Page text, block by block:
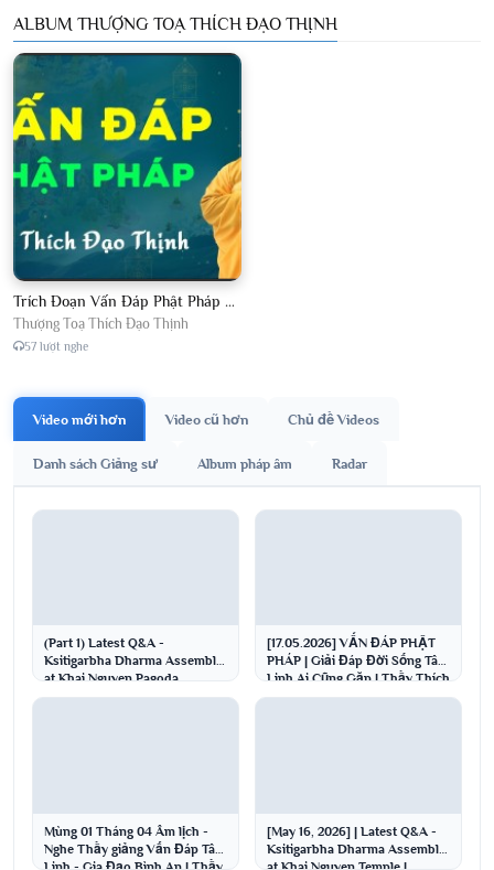
ALBUM THƯỢNG TOẠ THÍCH ĐẠO THỊNH
Trích Đoạn Vấn Đáp Phật Pháp 2026
Thượng Toạ Thích Đạo Thịnh
57 lượt nghe
Video mới hơn Video cũ hơn Chủ đề Videos
Danh sách Giảng sư Album pháp âm Radar
(Part 1) Latest Q&A -
Ksitigarbha Dharma Assembly
at Khai Nguyen Pagoda
05/17/2026 | Venerable Th...
[17.05.2026] VẤN ĐÁP PHẬT
PHÁP | Giải Đáp Đời Sống Tâm
Linh Ai Cũng Gặp | Thầy Thích
Đạo Thịnh
Mùng 01 Tháng 04 Âm lịch -
Nghe Thầy giảng Vấn Đáp Tâm
Linh - Gia Đạo Bình An | Thầy
[May 16, 2026] | Latest Q&A -
Ksitigarbha Dharma Assembly
at Khai Nguyen Temple |